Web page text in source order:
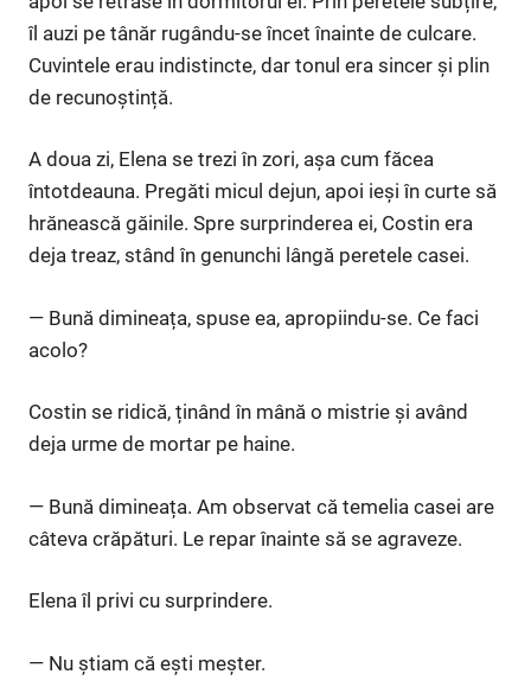
îl auzi pe tânăr rugându-se încet înainte de culcare.
Cuvintele erau indistincte, dar tonul era sincer și plin
de recunoștință.
A doua zi, Elena se trezi în zori, așa cum făcea
întotdeauna. Pregăti micul dejun, apoi ieși în curte să
hrănească găinile. Spre surprinderea ei, Costin era
deja treaz, stând în genunchi lângă peretele casei.
— Bună dimineața, spuse ea, apropiindu-se. Ce faci
acolo?
Costin se ridică, ținând în mână o mistrie și având
deja urme de mortar pe haine.
— Bună dimineața. Am observat că temelia casei are
câteva crăpături. Le repar înainte să se agraveze.
Elena îl privi cu surprindere.
— Nu știam că ești meșter.